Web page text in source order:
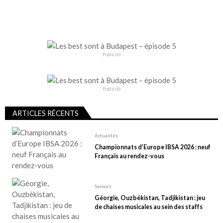
n
d
e
s
p
u
b
l
Publicité
Publicité
ARTICLES RÉCENTS
Actualités
Championnats d’Europe IBSA 2026 : neuf
Français au rendez-vous
Seniors
Géorgie, Ouzbékistan, Tadjikistan : jeu
de chaises musicales au sein des staffs